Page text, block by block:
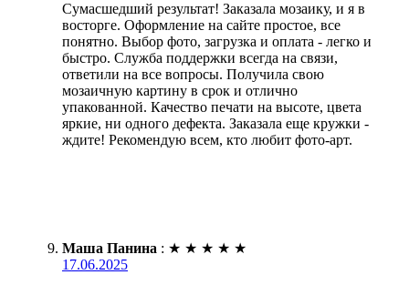
Сумасшедший результат! Заказала мозаику, и я в
восторге. Оформление на сайте простое, все
понятно. Выбор фото, загрузка и оплата - легко и
быстро. Служба поддержки всегда на связи,
ответили на все вопросы. Получила свою
мозаичную картину в срок и отлично
упакованной. Качество печати на высоте, цвета
яркие, ни одного дефекта. Заказала еще кружки -
ждите! Рекомендую всем, кто любит фото-арт.
Маша Панина : ★ ★ ★ ★ ★
17.06.2025